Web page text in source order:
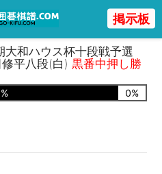
掲示板
大和ハウス杯十段戦予選
修平八段(白)黒番中押し勝
% 0%